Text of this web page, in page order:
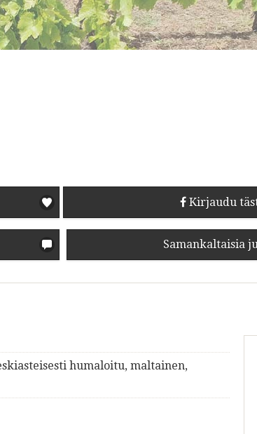
Kirjaudu
Samankaltaisia
humaloitu, maltainen,